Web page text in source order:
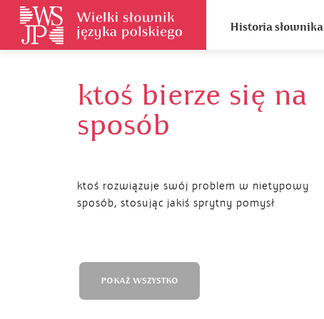
Historia słownika
ktoś bierze się na
sposób
ktoś rozwiązuje swój problem w nietypowy
sposób, stosując jakiś sprytny pomysł
POKAŻ WSZYSTKO